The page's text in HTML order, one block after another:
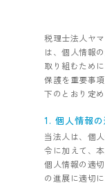
税理士法人ヤ
は、個人情報
取り組むため
保護を重要事
下のとおり定め
1. 個人情報
当法人は、個
令に加えて、
個人情報の適
の進展に適切